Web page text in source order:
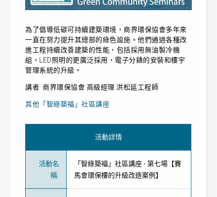
為了倡導低碳可持續建築環境，商界環保協會多年來
一直在努力提升其總部的綠色設施。他們通過各種改
進工程持續改善建築的性能，包括採用無油製冷機
組，LED照明的更廣泛採用，電子分錶的安裝和樓宇
管理系統的升級。
講者: 商界環保協會 高級經理 洪松延工程師
其他「智綠築福」社區講座
活動詳情
活動名
稱:
「智綠築福」社區講座 - 第七場【賽
馬會環保樓的升級改造案例】